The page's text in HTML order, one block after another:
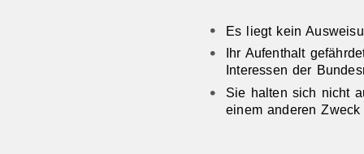
Es liegt kein
Ihr Aufenthalt
Interessen der
Sie halten sich nicht
einem anderen